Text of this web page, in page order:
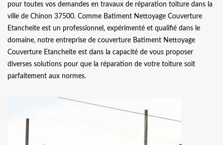
pour toutes vos demandes en travaux de réparation toiture dans la
ville de Chinon 37500. Comme Batiment Nettoyage Couverture
Etancheite est un professionnel, expérimenté et qualifié dans le
domaine, notre entreprise de couverture Batiment Nettoyage
Couverture Etancheite est dans la capacité de vous proposer
diverses solutions pour que la réparation de votre toiture soit
parfaitement aux normes.